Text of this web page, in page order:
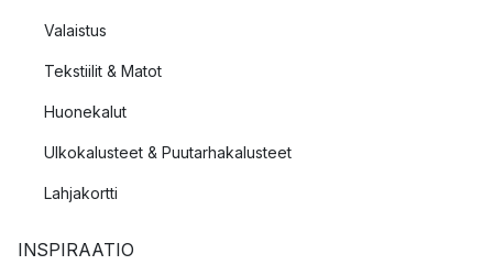
Valaistus
Tekstiilit & Matot
Huonekalut
Ulkokalusteet & Puutarhakalusteet
Lahjakortti
INSPIRAATIO